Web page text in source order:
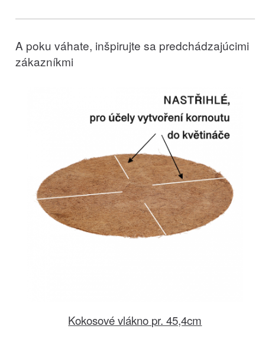
A poku váhate, inšpirujte sa predchádzajúcimi
zákazníkmi
Kokosové vlákno pr. 45,4cm